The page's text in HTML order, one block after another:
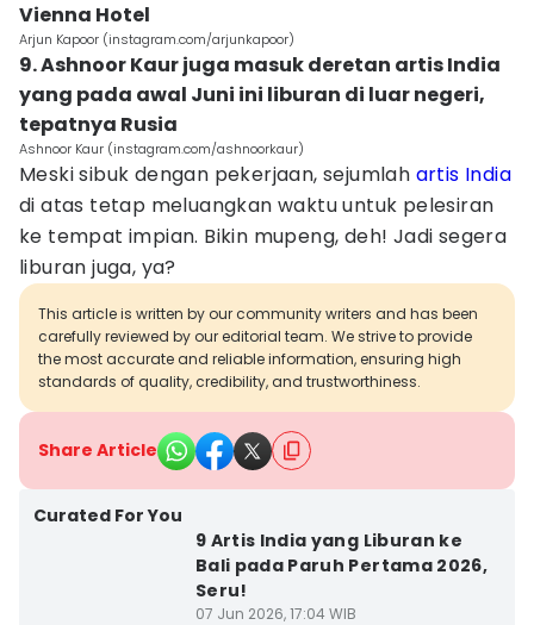
Vienna Hotel
Arjun Kapoor (instagram.com/arjunkapoor)
9. Ashnoor Kaur juga masuk deretan artis India
yang pada awal Juni ini liburan di luar negeri,
tepatnya Rusia
Ashnoor Kaur (instagram.com/ashnoorkaur)
Meski sibuk dengan pekerjaan, sejumlah artis India
di atas tetap meluangkan waktu untuk pelesiran
ke tempat impian. Bikin mupeng, deh! Jadi segera
liburan juga, ya?
This article is written by our community writers and has been
carefully reviewed by our editorial team. We strive to provide
the most accurate and reliable information, ensuring high
standards of quality, credibility, and trustworthiness.
Share Article
Curated For You
9 Artis India yang Liburan ke
Bali pada Paruh Pertama 2026,
Seru!
07 Jun 2026, 17:04 WIB